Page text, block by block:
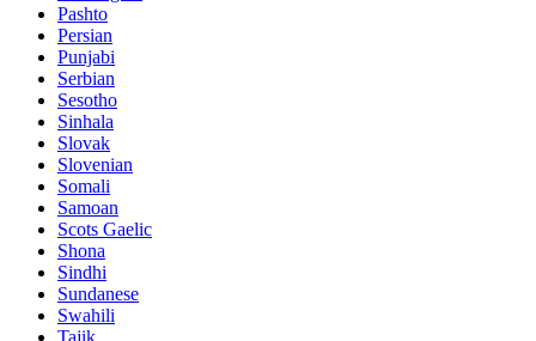
Pashto
Persian
Punjabi
Serbian
Sesotho
Sinhala
Slovak
Slovenian
Somali
Samoan
Scots Gaelic
Shona
Sindhi
Sundanese
Swahili
Tajik